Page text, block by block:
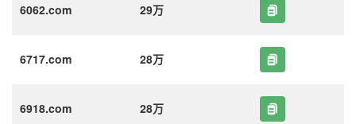
6062.com 29万
6717.com 28万
6918.com 28万